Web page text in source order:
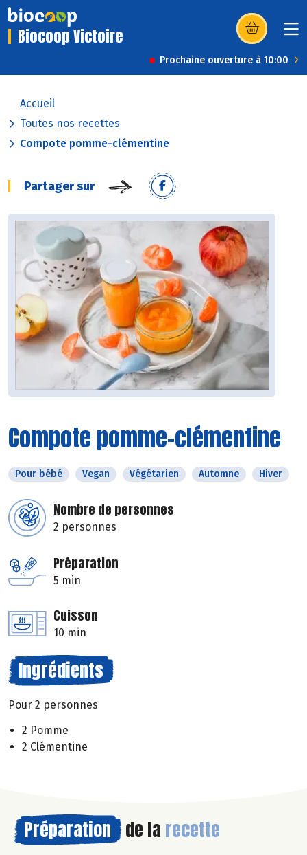
Biocoop Victoire (s’ouvre dans
Prochaine ouverture à 10:00
Accueil
Toutes nos recettes
Compote pomme-clémentine
Partager sur
Compote pomme-clémentine
Pour bébé Vegan Végétarien Automne Hiver
Nombre de personnes
2 personnes
Préparation
5 min
Cuisson
10 min
Ingrédients
Pour 2 personnes
2 Pomme
2 Clémentine
Préparation de la recette